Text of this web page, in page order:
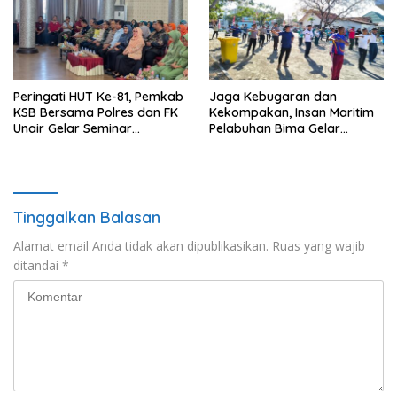
Peringati HUT Ke-81, Pemkab
KSB Bersama Polres dan FK
Unair Gelar Seminar
Jaga Kebugaran dan
Kekompakan, Insan Maritim
Pelabuhan Bima Gelar
Tinggalkan Balasan
Alamat email Anda tidak akan dipublikasikan. Ruas yang wajib
ditandai *